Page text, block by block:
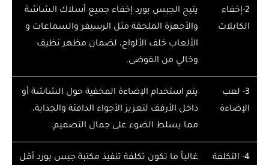
2-​إخفاء
الكابلات
يتيح الجبس بورد إخفاء جميع أسلاك الشاشة
والأجهزة الملحقة مثل الرسيفر والسماعات و
الألعاب خلف الألواح، لضمان مظهر نظيف
وخالي من الفوضى.
3- ​لعب
الإضاءة
يتم استخدام الإضاءة المخفية حول الشاشة أو
داخل الأرفف لتعزيز الأجواء الدافئة والجذابة،
مما يسلط الضوء على جمال التصميم.
4- ​التكلفة
غالباً ما تكون تكلفة تنفيذ مكتبة جبس بورد أقل